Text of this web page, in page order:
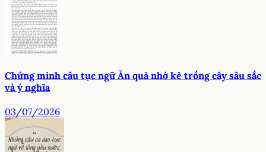
Chứng minh câu tục ngữ Ăn quả nhớ kẻ trồng cây sâu sắc
và ý nghĩa
03/07/2026